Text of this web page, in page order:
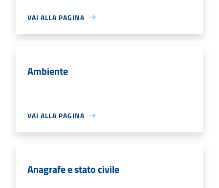
VAI ALLA PAGINA
Ambiente
VAI ALLA PAGINA
Anagrafe e stato civile